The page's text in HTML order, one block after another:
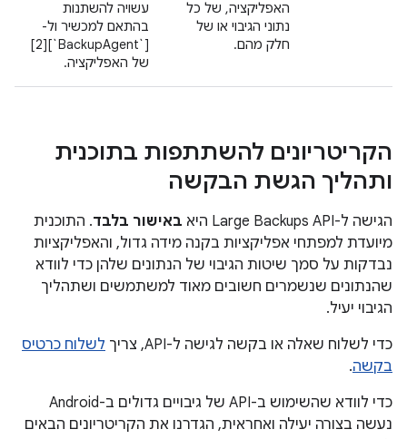
האפליקציה, של כל
נתוני הגיבוי או של
חלק מהם.
עשויה להשתנות
בהתאם למכשיר ול-
[`BackupAgent`][2]
של האפליקציה.
הקריטריונים להשתתפות בתוכנית
ותהליך הגשת הבקשה
הגישה ל-Large Backups API היא באישור בלבד. התוכנית
מיועדת למפתחי אפליקציות בקנה מידה גדול, והאפליקציות
נבדקות על סמך שיטות הגיבוי של הנתונים שלהן כדי לוודא
שהנתונים שנשמרים חשובים מאוד למשתמשים ושתהליך
הגיבוי יעיל.
כדי לשלוח שאלה או בקשה לגישה ל-API, צריך
לשלוח כרטיס
בקשה.
כדי לוודא שהשימוש ב-API של גיבויים גדולים ב-Android
נעשה בצורה יעילה ואחראית, הגדרנו את הקריטריונים הבאים